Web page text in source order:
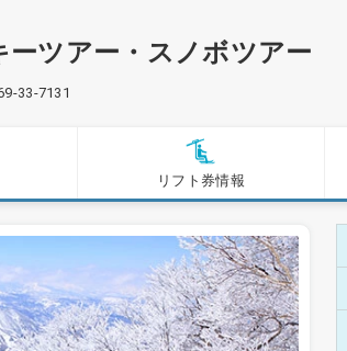
ツアー・スノボツアー
33-7131
リフト券情報